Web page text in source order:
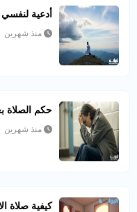
أدعية لنفسي
منذ شهرين
حكم الصلاة
منذ شهرين
كيفية صلاة